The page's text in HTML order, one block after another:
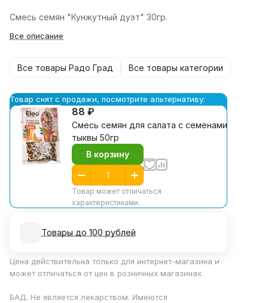
Смесь семян "Кунжутный дуэт" 30гр.
Все описание
Все товары Радо Град Все товары категории
Товар снят с продажи, посмотрите альтернативу:
88 ₽
Смесь семян для салата с семенами
тыквы 50гр
В корзину
Товар может отличаться
характеристиками.
Товары до 100 рублей
Цена действительна только для интернет-магазина и
может отличаться от цен в розничных магазинах.
БАД. Не является лекарством. Имеются